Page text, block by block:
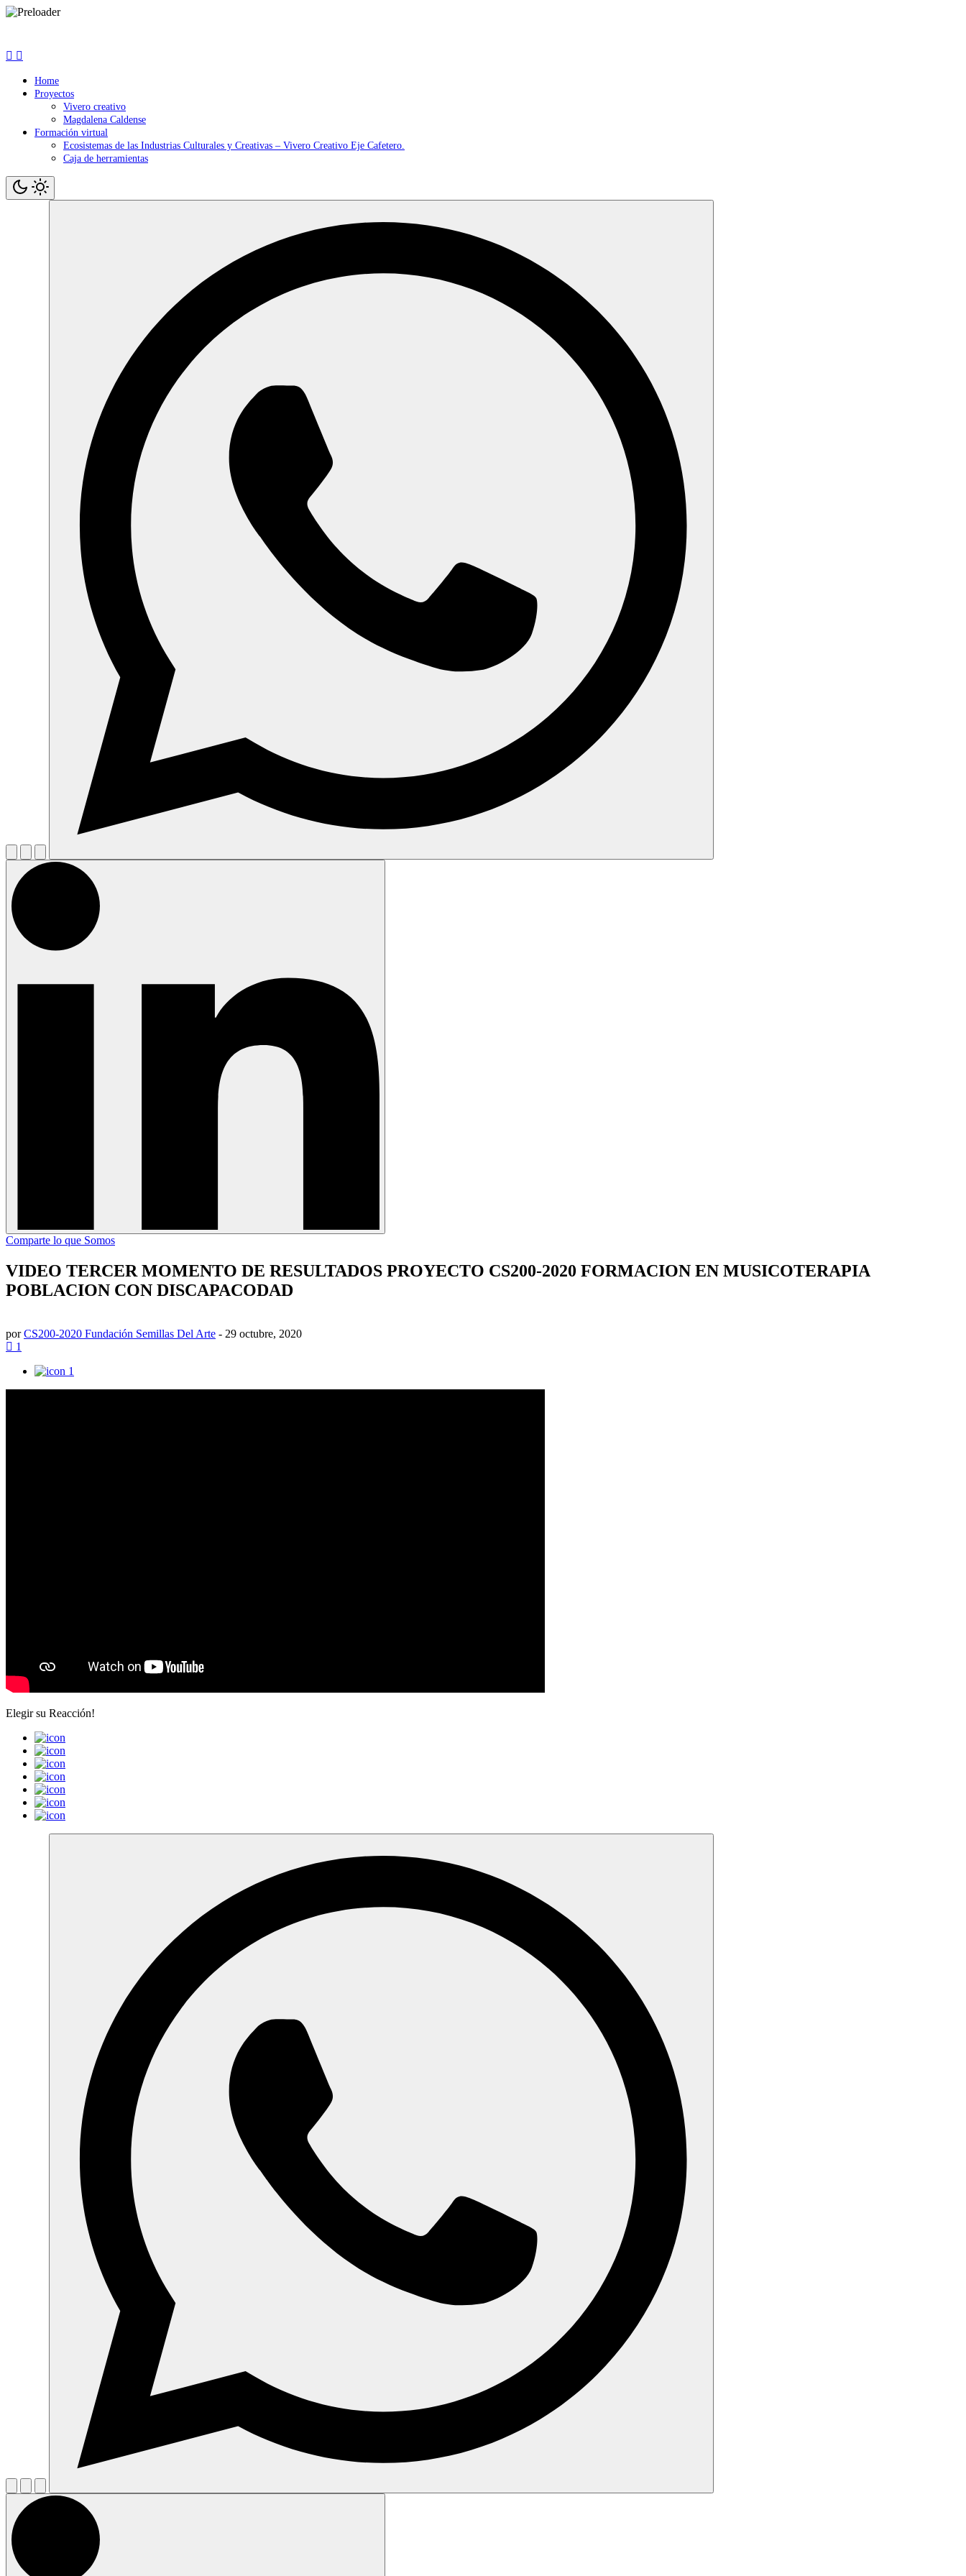
Home
Proyectos
Vivero creativo
Magdalena Caldense
Formación virtual
Ecosistemas de las Industrias Culturales y Creativas – Vivero Creativo Eje Cafetero.
Caja de herramientas
Comparte lo que Somos
VIDEO TERCER MOMENTO DE RESULTADOS PROYECTO CS200-2020 FORMACION EN MUSICOTERAPIA
POBLACION CON DISCAPACODAD
porCS200-2020 Fundación Semillas Del Arte - 29 octubre, 2020
1
1
Elegir su Reacción!